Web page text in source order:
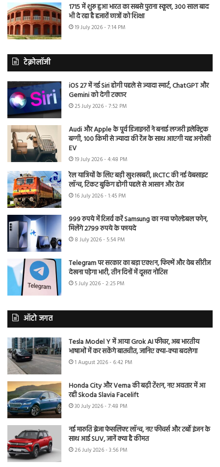
1715 में शुरू हुआ भारत का सबसे पुराना स्कूल, 300 साल बाद
भी दे रहा है हजारों छात्रों को शिक्षा
19 July 2026 - 7:14 PM
टेक्नोलॉजी
iOS 27 में नई Siri होगी पहले से ज्यादा स्मार्ट, ChatGPT और
Gemini को देगी टक्कर
25 July 2026 - 7:52 PM
Audi और Apple के पूर्व डिजाइनरों ने बनाई लग्जरी इलेक्ट्रिक
बग्गी, 100 किमी से ज्यादा की रेंज के साथ आएगी यह अनोखी
EV
19 July 2026 - 4:48 PM
रेल यात्रियों के लिए बड़ी खुशखबरी, IRCTC की नई वेबसाइट
लॉन्च, टिकट बुकिंग होगी पहले से आसान और तेज
16 July 2026 - 1:45 PM
999 रुपये में रिजर्व करें Samsung का नया फोल्डेबल फोन,
मिलेंगे 2799 रुपये के फायदे
8 July 2026 - 5:54 PM
Telegram पर सरकार का बड़ा एक्शन, फिल्में और वेब सीरीज
देखना पड़ेगा भारी, तीन दिनों में दूसरा नोटिस
5 July 2026 - 2:25 PM
ऑटो जगत
Tesla Model Y में आया Grok AI फीचर, अब भारतीय
भाषाओं में कर सकेंगे बातचीत, जानिए क्या-क्या बदलेगा
1 August 2026 - 6:42 PM
Honda City और Verna की बढ़ी टेंशन, नए अवतार में आ
रही Skoda Slavia Facelift
30 July 2026 - 7:48 PM
नई मारुति ब्रेजा फेसलिफ्ट लॉन्च, नए फीचर्स और टर्बो इंजन के
साथ आई SUV, जानें क्या है कीमत
26 July 2026 - 3:56 PM